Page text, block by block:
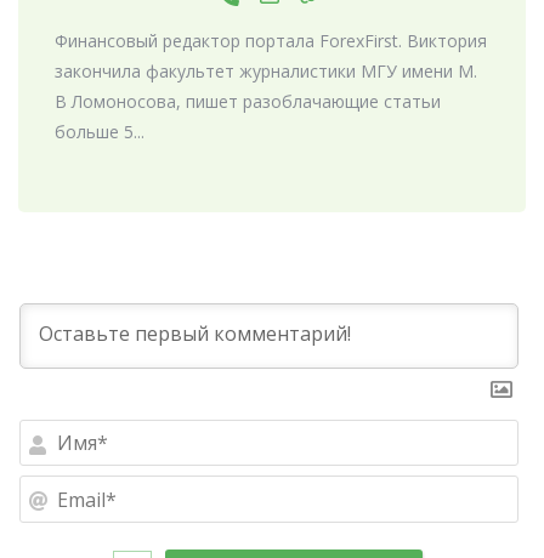
Финансовый редактор портала ForexFirst. Виктория
закончила факультет журналистики МГУ имени М.
В Ломоносова, пишет разоблачающие статьи
больше 5...